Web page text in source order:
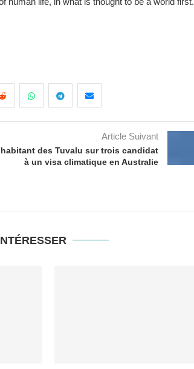
Article Suivant
des Tuvalu sur trois candidat
à un visa climatique en Australie